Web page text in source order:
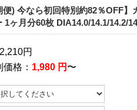
便) 今なら初回特別約82％OFF】
1ヶ月分60枚 DIA14.0/14.1/14.2/
円
格： 1,980 円 〜